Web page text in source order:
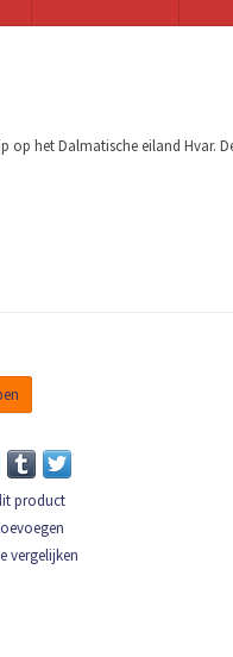
het Dalmatische eiland Hvar.
product
vergelijken